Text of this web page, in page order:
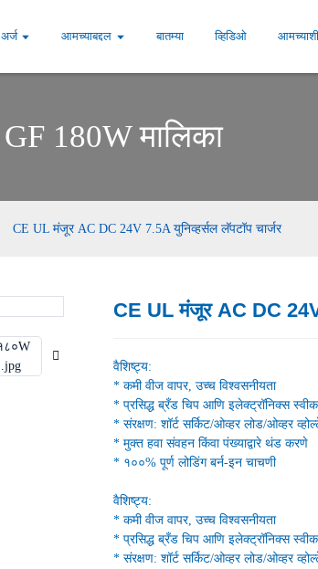
अर्ज आमच्याबद्दल बातम्या व्हिडिओ
GF 180W मालिका
CE UL मंजूर AC DC 24V 7.5A युनिव्हर्सल लॅपटॉप चार्जर
Loading...
Loading...
CE UL मंजूर AC DC 24V
वैशिष्ट्य:
* कमी वीज वापर, उच्च विश्वसनीयता
* प्रसिद्ध ब्रँड चिप आणि इलेक्ट्रॉनिक्स
* संरक्षण: शॉर्ट सर्किट/ओव्हर लोड/ओव्हर
* मुक्त हवा संवहन किंवा पंख्याद्वारे थंड करणे
* १००% पूर्ण लोडिंग बर्न-इन चाचणी
वैशिष्ट्य:
* कमी वीज वापर, उच्च विश्वसनीयता
* प्रसिद्ध ब्रँड चिप आणि इलेक्ट्रॉनिक्स
* संरक्षण: शॉर्ट सर्किट/ओव्हर लोड/ओव्हर